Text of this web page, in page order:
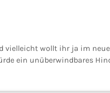
vielleicht wollt ihr ja im
ein unüberwindbares